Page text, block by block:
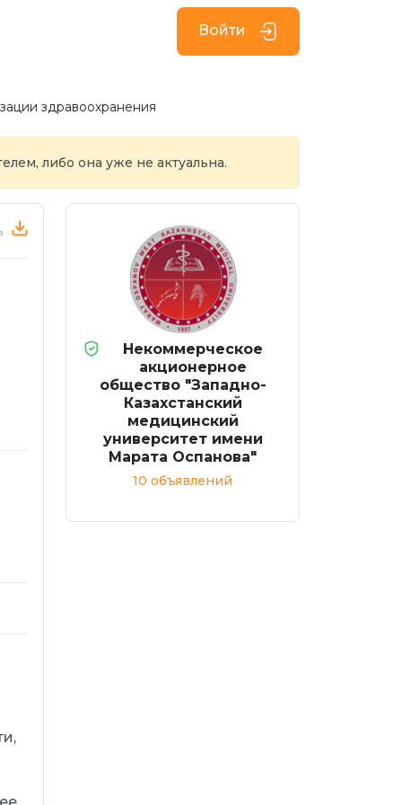
Войти
здравоохранения
либо она уже не актуальна.
Некоммерческое
акционерное
общество "Западно-
Казахстанский
медицинский
университет имени
Марата Оспанова"
10 объявлений